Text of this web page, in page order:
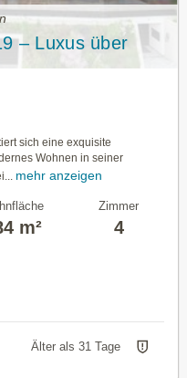
– Luxus über
sich eine exquisite
Wohnen in seiner
mehr anzeigen
m²
Zimmer
4
Älter als 31 Tage